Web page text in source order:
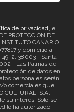
de privacidad, el
PROTECCIÓN DE
CANARIO
y domicilio a
2, 38003 - Santa
- Las Palmas de
de datos en
personales serán
o comerciales que,
CULTURAL, S.A.
su interés. Solo se
lo ha autorizado